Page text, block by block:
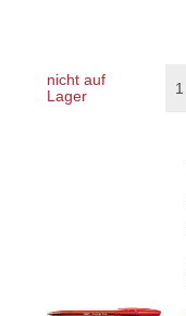
nicht auf
Lager